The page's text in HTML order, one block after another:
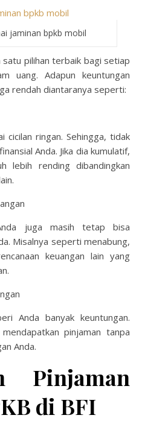
jaminan bpkb mobil
pilihan terbaik bagi setiap
uang. Adapun keuntungan
rendah diantaranya seperti:
cicilan ringan. Sehingga, tidak
Anda. Jika dia kumulatif,
lebih rending dibandingkan
juga masih tetap bisa
Misalnya seperti menabung,
keuangan lain yang
Anda banyak keuntungan.
pinjaman tanpa
Anda.
Pinjaman
di BFI